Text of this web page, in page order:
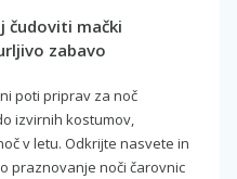
čudoviti mački
zabavo
poti priprav za noč
izvirnih kostumov,
v letu. Odkrijte nasvete in
praznovanje noči čarovnic